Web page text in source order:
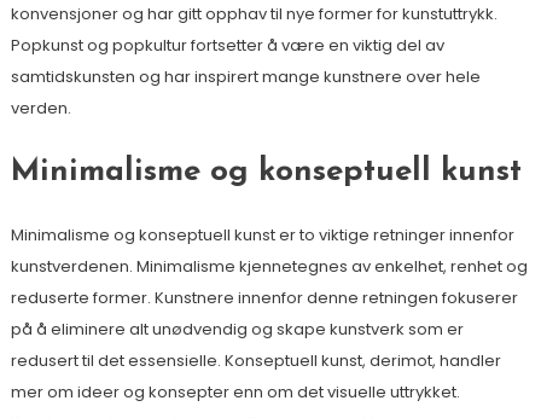
konvensjoner og har gitt opphav til nye former for kunstuttrykk.
Popkunst og popkultur fortsetter å være en viktig del av
samtidskunsten og har inspirert mange kunstnere over hele
verden.
Minimalisme og konseptuell kunst
Minimalisme og konseptuell kunst er to viktige retninger innenfor
kunstverdenen. Minimalisme kjennetegnes av enkelhet, renhet og
reduserte former. Kunstnere innenfor denne retningen fokuserer
på å eliminere alt unødvendig og skape kunstverk som er
redusert til det essensielle. Konseptuell kunst, derimot, handler
mer om ideer og konsepter enn om det visuelle uttrykket.